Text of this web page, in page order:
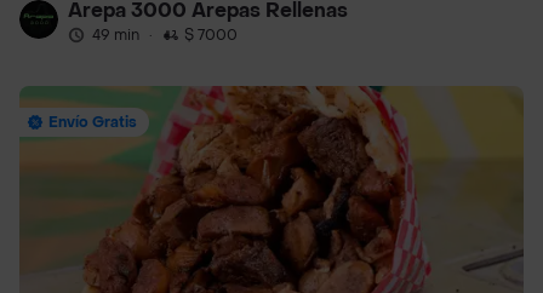
Arepa 3000 Arepas Rellenas
49 min · $ 7000
Envío Gratis